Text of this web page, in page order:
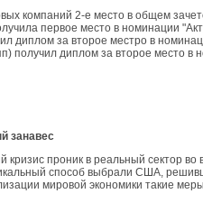
компаний 2-e место в общем
первое место в номинации
диплом за второе местро в
получил диплом за второе место в
занавес
проник в реальный сектор во
способ выбрали США,
мировой экономики такие